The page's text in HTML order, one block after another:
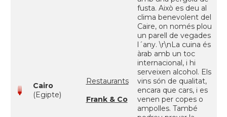
Cairo
(Egipte)
Restaurants
Frank & Co
fusta. Això es deu al
clima benevolent del
Caire, on només plou
un parell de vegades
l´any. \r\nLa cuina és
àrab amb un toc
internacional, i hi
serveixen alcohol. Els
vins són de qualitat,
encara que cars, i es
venen per copes o
ampolles. També